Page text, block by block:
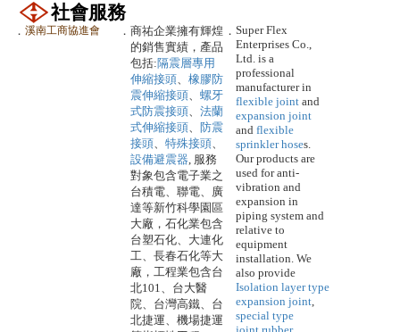
社會服務
． 溪南工商協進會 ． 商祐企業擁有輝煌
的銷售實績，產品
包括:隔震層專用
伸縮接頭
橡膠防
震伸縮接頭
螺牙
式防震接頭
法蘭
式伸縮接頭
防震
接頭
特殊接頭
設備避震器 , 服務
對象包含電子業之
台積電、聯電、廣
達等新竹科學園區
大廠，石化業包含
台塑石化、大連化
工、長春石化等大
廠，工程業包含台
北101、台大醫
院、台灣高鐵、台
北捷運、機場捷運
． Super Flex
Enterprises Co.,
Ltd. is a
professional
manufacturer in
flexible joint and
expansion joint
and flexible
sprinkler hoses.
Our products are
used for anti-
vibration and
expansion in
piping system and
relative to
equipment
installation. We
also provide
Isolation layer type
expansion joint
special type
joint rubber